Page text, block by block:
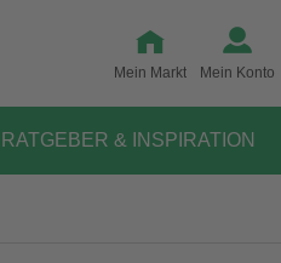
Mein Markt Mein Konto
RATGEBER & INSPIRATION